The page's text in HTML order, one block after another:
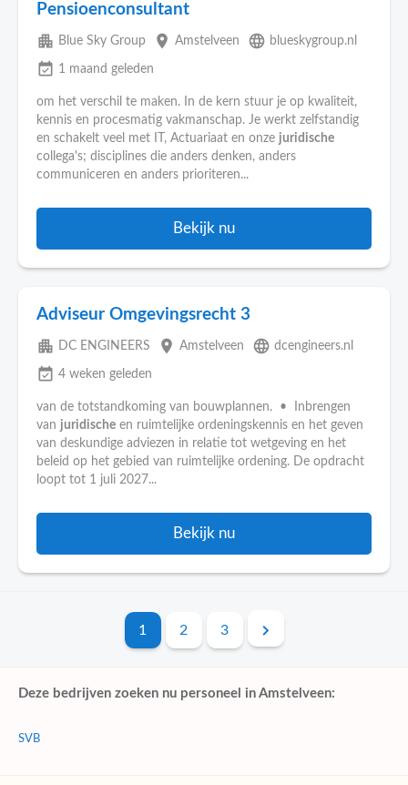
Pensioenconsultant
apartment Blue Sky Group place Amstelveen language blueskygroup.nl
event_available 1 maand geleden
om het verschil te maken. In de kern stuur je op kwaliteit,
kennis en procesmatig vakmanschap. Je werkt zelfstandig
en schakelt veel met IT, Actuariaat en onze juridische
collega's; disciplines die anders denken, anders
communiceren en anders prioriteren...
Bekijk nu
Adviseur Omgevingsrecht 3
apartment DC ENGINEERS place Amstelveen language dcengineers.nl
event_available 4 weken geleden
van de totstandkoming van bouwplannen. • Inbrengen
van juridische en ruimtelijke ordeningskennis en het geven
van deskundige adviezen in relatie tot wetgeving en het
beleid op het gebied van ruimtelijke ordening. De opdracht
loopt tot 1 juli 2027...
Bekijk nu
1 2 3
Deze bedrijven zoeken nu personeel in Amstelveen:
SVB